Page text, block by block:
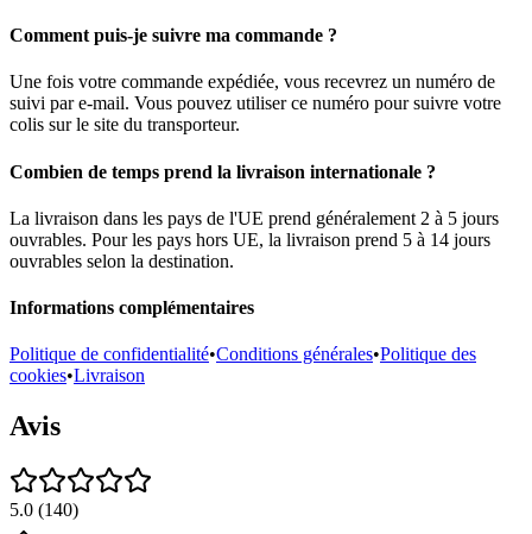
Comment puis-je suivre ma commande ?
Une fois votre commande expédiée, vous recevrez un numéro de
suivi par e-mail. Vous pouvez utiliser ce numéro pour suivre votre
colis sur le site du transporteur.
Combien de temps prend la livraison internationale ?
La livraison dans les pays de l'UE prend généralement 2 à 5 jours
ouvrables. Pour les pays hors UE, la livraison prend 5 à 14 jours
ouvrables selon la destination.
Informations complémentaires
Politique de confidentialité•Conditions générales•Politique des
cookies•Livraison
Avis
5.0 (140)